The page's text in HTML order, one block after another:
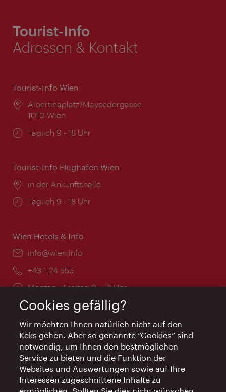
Tourist-Info
Adressen & Kontakt
Tourist-Info Wien
Ort:
Albertinaplatz/Maysedergasse
1010 Wien
Öffnungszeiten:
Täglich 9 - 18 Uhr
Tourist-Info Flughafen Wien
Ort:
in der Ankunftshalle
Öffnungszeiten:
Täglich 9 - 18 Uhr
Wien Hotels & Info
Email:
info@wien.info
Telefon:
+43-1-24 555
Öffnungszeiten:
Montag - Freitag 9 – 17 Uhr
Feiertags geschlossen
AI Concierge Wien
Ort:
concierge.wien.info
Öffnungszeiten:
Informationen rund um die Uhr
Cookies gefällig?
Wir möchten Ihnen natürlich nicht auf den
Keks gehen. Aber so genannte “Cookies” sind
notwendig, um Ihnen den bestmöglichen
Service zu bieten und die Funktion der
Websites und Auswertungen sowie auf Ihre
Interessen zugeschnittene Inhalte zu